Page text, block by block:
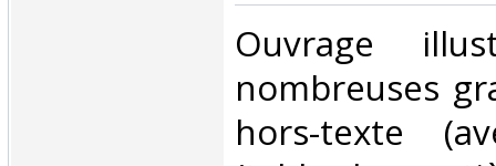
‎Ouvrage
nombreuses
hors-texte